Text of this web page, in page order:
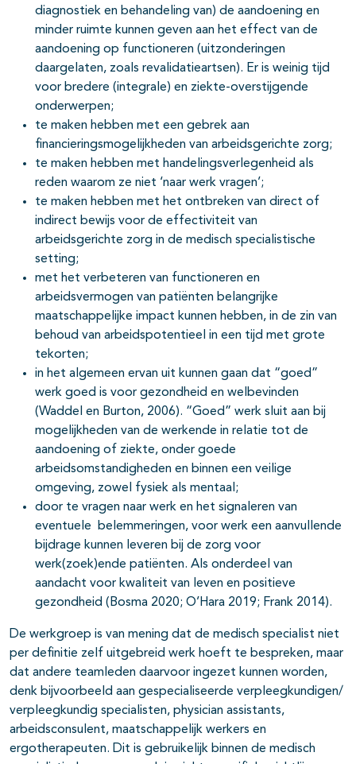
diagnostiek en behandeling van) de aandoening en
minder ruimte kunnen geven aan het effect van de
aandoening op functioneren (uitzonderingen
daargelaten, zoals revalidatieartsen). Er is weinig tijd
voor bredere (integrale) en ziekte-overstijgende
onderwerpen;
te maken hebben met een gebrek aan
financieringsmogelijkheden van arbeidsgerichte zorg;
te maken hebben met handelingsverlegenheid als
reden waarom ze niet ‘naar werk vragen’;
te maken hebben met het ontbreken van direct of
indirect bewijs voor de effectiviteit van
arbeidsgerichte zorg in de medisch specialistische
setting;
met het verbeteren van functioneren en
arbeidsvermogen van patiënten belangrijke
maatschappelijke impact kunnen hebben, in de zin van
behoud van arbeidspotentieel in een tijd met grote
tekorten;
in het algemeen ervan uit kunnen gaan dat “goed”
werk goed is voor gezondheid en welbevinden
(Waddel en Burton, 2006). “Goed” werk sluit aan bij
mogelijkheden van de werkende in relatie tot de
aandoening of ziekte, onder goede
arbeidsomstandigheden en binnen een veilige
omgeving, zowel fysiek als mentaal;
door te vragen naar werk en het signaleren van
eventuele belemmeringen, voor werk een aanvullende
bijdrage kunnen leveren bij de zorg voor
werk(zoek)ende patiënten. Als onderdeel van
aandacht voor kwaliteit van leven en positieve
gezondheid (Bosma 2020; O’Hara 2019; Frank 2014).
De werkgroep is van mening dat de medisch specialist niet
per definitie zelf uitgebreid werk hoeft te bespreken, maar
dat andere teamleden daarvoor ingezet kunnen worden,
denk bijvoorbeeld aan gespecialiseerde verpleegkundigen/
verpleegkundig specialisten, physician assistants,
arbeidsconsulent, maatschappelijk werkers en
ergotherapeuten. Dit is gebruikelijk binnen de medisch